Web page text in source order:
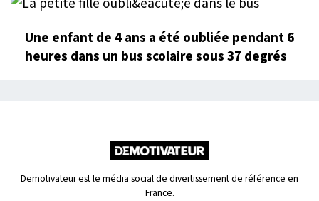
Une enfant de 4 ans a été oubliée pendant 6
heures dans un bus scolaire sous 37 degrés
Demotivateur est le média social de divertissement de référence en
France.